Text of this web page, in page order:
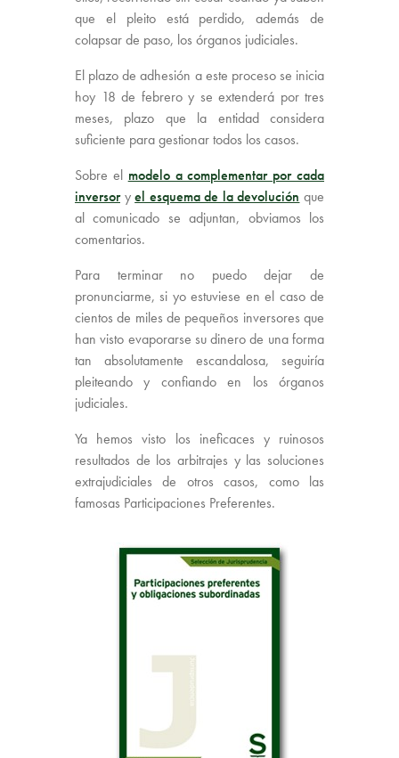
que el pleito está perdido, además de
colapsar de paso, los órganos judiciales.
El plazo de adhesión a este proceso se inicia
hoy 18 de febrero y se extenderá por tres
meses, plazo que la entidad considera
suficiente para gestionar todos los casos.
Sobre el modelo a complementar por cada
inversoryel esquema de la devolución que
al comunicado se adjuntan, obviamos los
comentarios.
Para terminar no puedo dejar de
pronunciarme, si yo estuviese en el caso de
cientos de miles de pequeños inversores que
han visto evaporarse su dinero de una forma
tan absolutamente escandalosa, seguiría
pleiteando y confiando en los órganos
judiciales.
Ya hemos visto los ineficaces y ruinosos
resultados de los arbitrajes y las soluciones
extrajudiciales de otros casos, como las
famosas Participaciones Preferentes.